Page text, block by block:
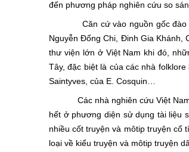
đến phương pháp nghiên cứu so
Căn cứ vào nguồn gốc đào tạo
Nguyễn Đổng Chi, Đinh Gia
thư viện lớn ở Việt Nam khi đó,
Tây, đặc biệt là của các nhà
Saintyves, của E. Cosquin…
Các nhà nghiên cứu Việt Nam
hết ở phương diện sử dụng tài liệu
nhiều cốt truyện và môtip truyện cổ
loại về kiểu truyện và môtip truyện